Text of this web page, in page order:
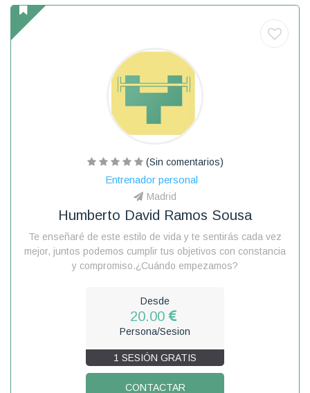
(Sin comentarios)
Entrenador personal
Madrid
Humberto David Ramos Sousa
Te enseñaré de este estilo de vida y te sentirás cada vez
mejor, juntos podemos cumplir tus objetivos con constancia
y compromiso.¿Cuándo empezamos?
Desde
20.00
Persona/Sesion
1 SESIÓN GRATIS
CONTACTAR